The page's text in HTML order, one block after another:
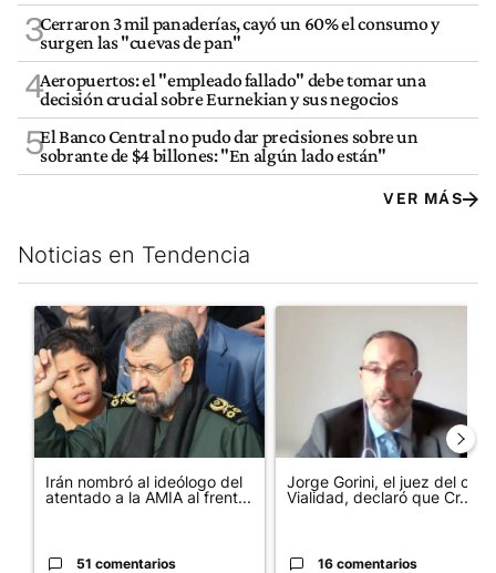
3Cerraron 3 mil panaderías, cayó un 60% el consumo y
surgen las "cuevas de pan"
4Aeropuertos: el "empleado fallado" debe tomar una
decisión crucial sobre Eurnekian y sus negocios
5El Banco Central no pudo dar precisiones sobre un
sobrante de $4 billones: "En algún lado están"
VER MÁS
Noticias en Tendencia
Este listado muestra los artículos con más comentarios en los
Un artículo de tendencia con el título "Irán nombró al ideólogo
Irán nombró al ideólogo del
atentado a la AMIA al frent...
51 comentarios
Un artículo de tendencia con
Jorge Gorini, el juez del caso
Vialidad, declaró que Cr...
16 comentarios